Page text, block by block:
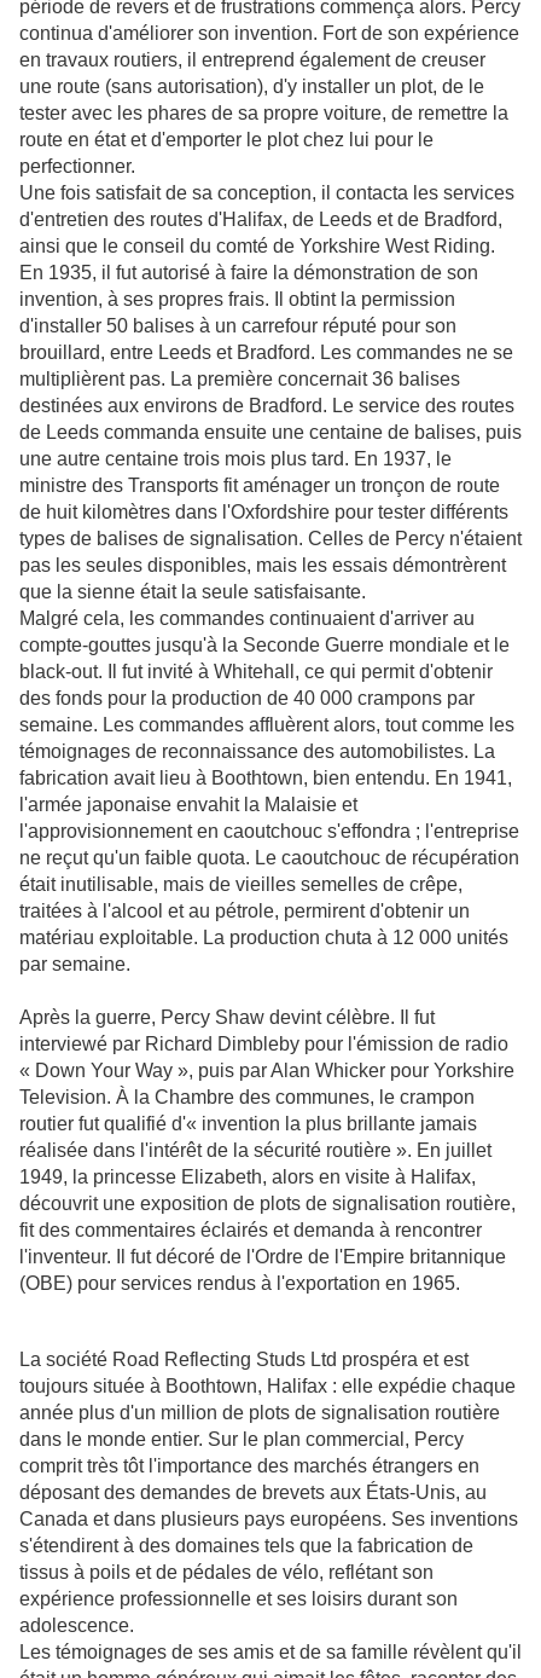
période de revers et de frustrations commença alors. Percy
continua d'améliorer son invention. Fort de son expérience
en travaux routiers, il entreprend également de creuser
une route (sans autorisation), d'y installer un plot, de le
tester avec les phares de sa propre voiture, de remettre la
route en état et d'emporter le plot chez lui pour le
perfectionner.
Une fois satisfait de sa conception, il contacta les services
d'entretien des routes d'Halifax, de Leeds et de Bradford,
ainsi que le conseil du comté de Yorkshire West Riding.
En 1935, il fut autorisé à faire la démonstration de son
invention, à ses propres frais. Il obtint la permission
d'installer 50 balises à un carrefour réputé pour son
brouillard, entre Leeds et Bradford. Les commandes ne se
multiplièrent pas. La première concernait 36 balises
destinées aux environs de Bradford. Le service des routes
de Leeds commanda ensuite une centaine de balises, puis
une autre centaine trois mois plus tard. En 1937, le
ministre des Transports fit aménager un tronçon de route
de huit kilomètres dans l'Oxfordshire pour tester différents
types de balises de signalisation. Celles de Percy n'étaient
pas les seules disponibles, mais les essais démontrèrent
que la sienne était la seule satisfaisante.
Malgré cela, les commandes continuaient d'arriver au
compte-gouttes jusqu'à la Seconde Guerre mondiale et le
black-out. Il fut invité à Whitehall, ce qui permit d'obtenir
des fonds pour la production de 40 000 crampons par
semaine. Les commandes affluèrent alors, tout comme les
témoignages de reconnaissance des automobilistes. La
fabrication avait lieu à Boothtown, bien entendu. En 1941,
l'armée japonaise envahit la Malaisie et
l'approvisionnement en caoutchouc s'effondra ; l'entreprise
ne reçut qu'un faible quota. Le caoutchouc de récupération
était inutilisable, mais de vieilles semelles de crêpe,
traitées à l'alcool et au pétrole, permirent d'obtenir un
matériau exploitable. La production chuta à 12 000 unités
par semaine.
Après la guerre, Percy Shaw devint célèbre. Il fut
interviewé par Richard Dimbleby pour l'émission de radio
« Down Your Way », puis par Alan Whicker pour Yorkshire
Television. À la Chambre des communes, le crampon
routier fut qualifié d'« invention la plus brillante jamais
réalisée dans l'intérêt de la sécurité routière ». En juillet
1949, la princesse Elizabeth, alors en visite à Halifax,
découvrit une exposition de plots de signalisation routière,
fit des commentaires éclairés et demanda à rencontrer
l'inventeur. Il fut décoré de l'Ordre de l'Empire britannique
(OBE) pour services rendus à l'exportation en 1965.
La société Road Reflecting Studs Ltd prospéra et est
toujours située à Boothtown, Halifax : elle expédie chaque
année plus d'un million de plots de signalisation routière
dans le monde entier. Sur le plan commercial, Percy
comprit très tôt l'importance des marchés étrangers en
déposant des demandes de brevets aux États-Unis, au
Canada et dans plusieurs pays européens. Ses inventions
s'étendirent à des domaines tels que la fabrication de
tissus à poils et de pédales de vélo, reflétant son
expérience professionnelle et ses loisirs durant son
adolescence.
Les témoignages de ses amis et de sa famille révèlent qu'il